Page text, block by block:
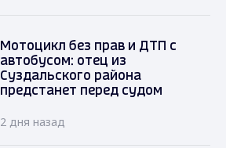
Мотоцикл без прав и ДТП с
автобусом: отец из
Суздальского района
предстанет перед судом
2 дня назад